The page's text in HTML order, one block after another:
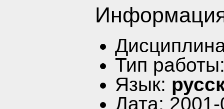
Тип
Язык:
Дата: